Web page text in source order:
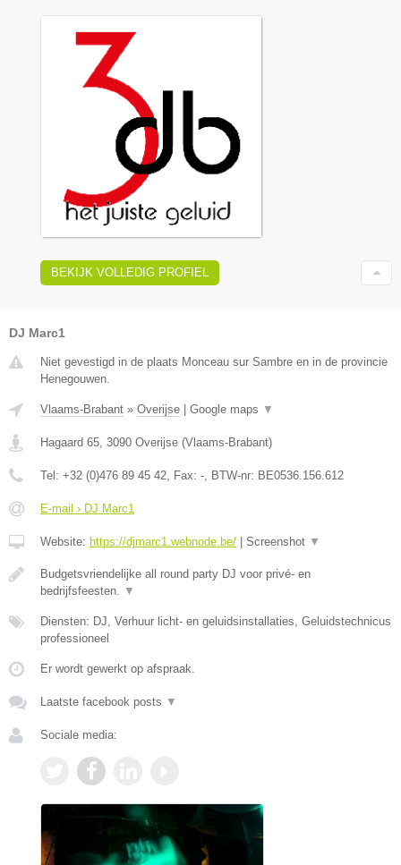
BEKIJK VOLLEDIG PROFIEL
DJ Marc1
Niet gevestigd in de plaats Monceau sur Sambre en in de provincie
Henegouwen.
Vlaams-Brabant » Overijse Google maps ▼
Hagaard 65 3090 Overijse (Vlaams-Brabant)
Tel: +32 (0)476 89 45 42 , Fax: - , BTW-nr: BE0536.156.612
E-mail › DJ Marc1
Website: https://djmarc1.webnode.be/ Screenshot ▼
Budgetsvriendelijke all round party DJ voor privé- en
bedrijfsfeesten.
▼
Diensten: DJ, Verhuur licht- en geluidsinstallaties, Geluidstechnicus
professioneel
Er wordt gewerkt op afspraak.
Laatste facebook posts ▼
Sociale media: